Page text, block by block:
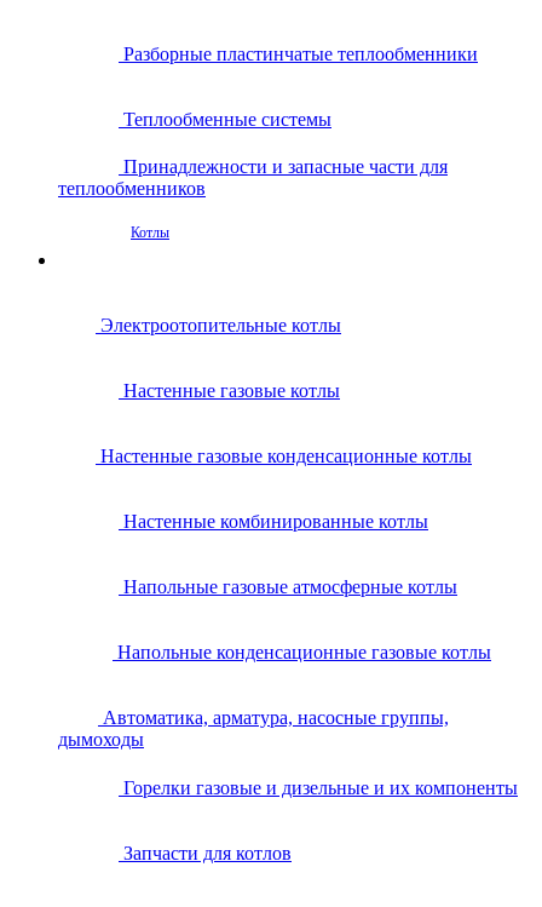
Разборные пластинчатые теплообменники
Теплообменные системы
Принадлежности и запасные части для
теплообменников
Котлы
Электроотопительные котлы
Настенные газовые котлы
Настенные газовые конденсационные котлы
Настенные комбинированные котлы
Напольные газовые атмосферные котлы
Напольные конденсационные газовые котлы
Автоматика, арматура, насосные группы,
дымоходы
Горелки газовые и дизельные и их компоненты
Запчасти для котлов